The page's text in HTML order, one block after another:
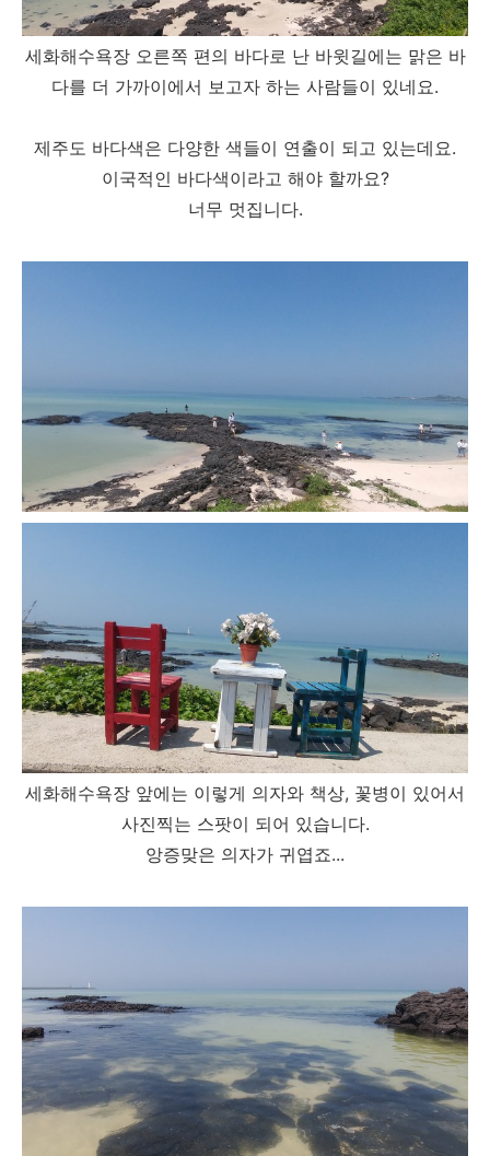
세화해수욕장 오른쪽 편의 바다로 난 바윗길에는 맑은 바
다를 더 가까이에서 보고자 하는 사람들이 있네요.
제주도 바다색은 다양한 색들이 연출이 되고 있는데요.
이국적인 바다색이라고 해야 할까요?
너무 멋집니다.
세화해수욕장 앞에는 이렇게 의자와 책상, 꽃병이 있어서
사진찍는 스팟이 되어 있습니다.
앙증맞은 의자가 귀엽죠...